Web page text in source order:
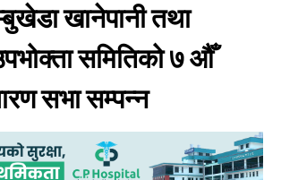
खानेपानी तथा
समितिको ७ औँ
सभा सम्पन्न